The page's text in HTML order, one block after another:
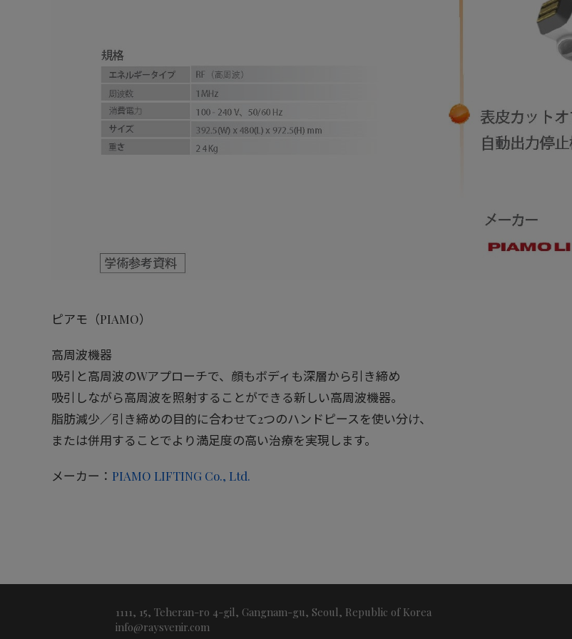
ピアモ（PIAMO）
高周波機器
吸引と高周波のWアプローチで、顔もボディも深層から引き締め
吸引しながら高周波を照射することができる新しい高周波機器。
脂肪減少／引き締めの目的に合わせて2つのハンドピースを使い分け、
または併用することでより満足度の高い治療を実現します。
メーカー： PIAMO LIFTING Co., Ltd.
1111, 15, Teheran-ro 4-gil, Gangnam-gu, Seoul, Republic of Korea
info@raysvenir.com